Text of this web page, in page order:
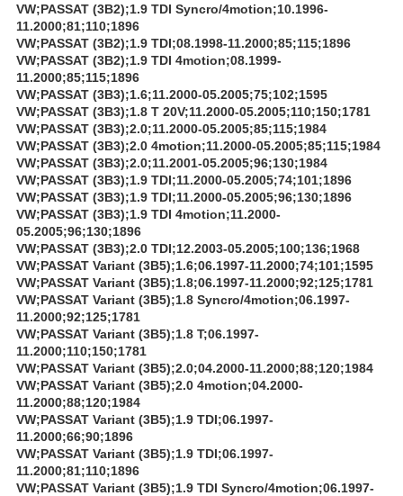
VW;PASSAT (3B2);1.9 TDI Syncro/4motion;10.1996-
11.2000;81;110;1896
VW;PASSAT (3B2);1.9 TDI;08.1998-11.2000;85;115;1896
VW;PASSAT (3B2);1.9 TDI 4motion;08.1999-
11.2000;85;115;1896
VW;PASSAT (3B3);1.6;11.2000-05.2005;75;102;1595
VW;PASSAT (3B3);1.8 T 20V;11.2000-05.2005;110;150;1781
VW;PASSAT (3B3);2.0;11.2000-05.2005;85;115;1984
VW;PASSAT (3B3);2.0 4motion;11.2000-05.2005;85;115;1984
VW;PASSAT (3B3);2.0;11.2001-05.2005;96;130;1984
VW;PASSAT (3B3);1.9 TDI;11.2000-05.2005;74;101;1896
VW;PASSAT (3B3);1.9 TDI;11.2000-05.2005;96;130;1896
VW;PASSAT (3B3);1.9 TDI 4motion;11.2000-
05.2005;96;130;1896
VW;PASSAT (3B3);2.0 TDI;12.2003-05.2005;100;136;1968
VW;PASSAT Variant (3B5);1.6;06.1997-11.2000;74;101;1595
VW;PASSAT Variant (3B5);1.8;06.1997-11.2000;92;125;1781
VW;PASSAT Variant (3B5);1.8 Syncro/4motion;06.1997-
11.2000;92;125;1781
VW;PASSAT Variant (3B5);1.8 T;06.1997-
11.2000;110;150;1781
VW;PASSAT Variant (3B5);2.0;04.2000-11.2000;88;120;1984
VW;PASSAT Variant (3B5);2.0 4motion;04.2000-
11.2000;88;120;1984
VW;PASSAT Variant (3B5);1.9 TDI;06.1997-
11.2000;66;90;1896
VW;PASSAT Variant (3B5);1.9 TDI;06.1997-
11.2000;81;110;1896
VW;PASSAT Variant (3B5);1.9 TDI Syncro/4motion;06.1997-